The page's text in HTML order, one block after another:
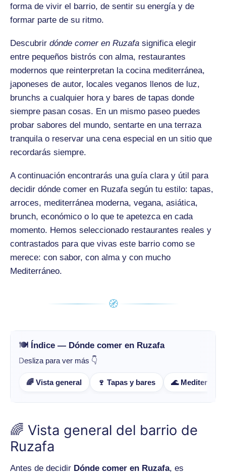
forma de vivir el barrio, de sentir su energía y de
formar parte de su ritmo.
Descubrir dónde comer en Ruzafa significa elegir
entre pequeños bistrós con alma, restaurantes
modernos que reinterpretan la cocina mediterránea,
japoneses de autor, locales veganos llenos de luz,
brunchs a cualquier hora y bares de tapas donde
siempre pasan cosas. En un mismo paseo puedes
probar sabores del mundo, sentarte en una terraza
tranquila o reservar una cena especial en un sitio que
recordarás siempre.
A continuación encontrarás una guía clara y útil para
decidir dónde comer en Ruzafa según tu estilo: tapas,
arroces, mediterránea moderna, vegana, asiática,
brunch, económico o lo que te apetezca en cada
momento. Hemos seleccionado restaurantes reales y
contrastados para que vivas este barrio como se
merece: con sabor, con alma y con mucho
Mediterráneo.
🧭
🍽️ Índice — Dónde comer en Ruzafa
Desliza para ver más 👇
🌈 Vista general 🍷 Tapas y bares 🌊
🌈 Vista general del barrio de
Ruzafa
Antes de decidir Dónde comer en Ruzafa, es